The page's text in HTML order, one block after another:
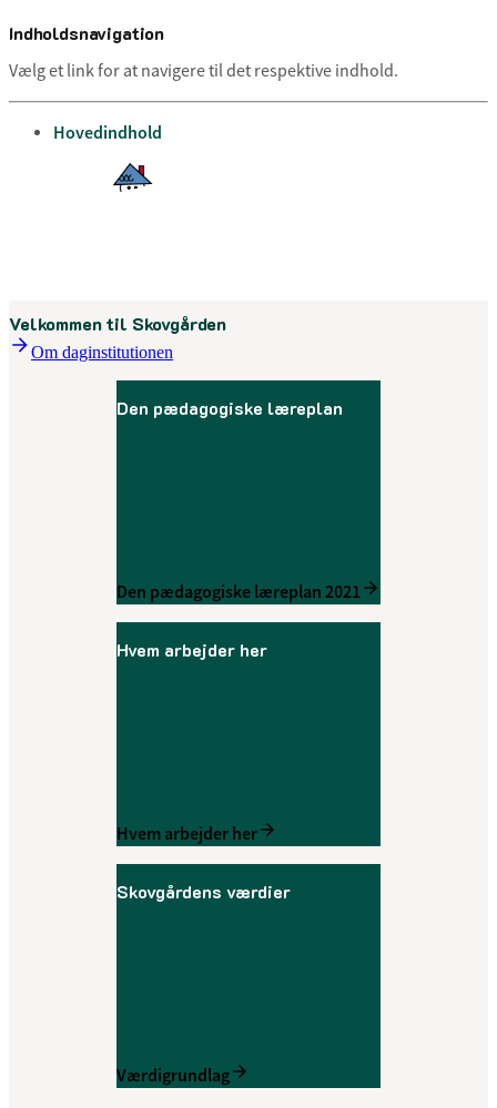
Indholdsnavigation
Vælg et link for at navigere til det respektive indhold.
gå til
Hovedindhold
Velkommen til Skovgården
Om daginstitutionen
Den pædagogiske læreplan
Den pædagogiske læreplan 2021
Hvem arbejder her
Hvem arbejder her
Skovgårdens værdier
Værdigrundlag